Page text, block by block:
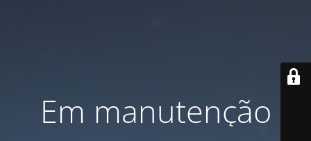
Em manutenção